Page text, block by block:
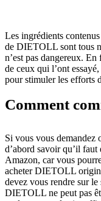
Les ingrédients
de DIETOLL sont tous
n’est pas dangereux.
de ceux qui l’ont
pour stimuler les efforts
Comment
Si vous vous
d’abord savoir qu’il
Amazon, car vous
acheter DIETOLL
devez vous rendre sur
DIETOLL ne peut pas